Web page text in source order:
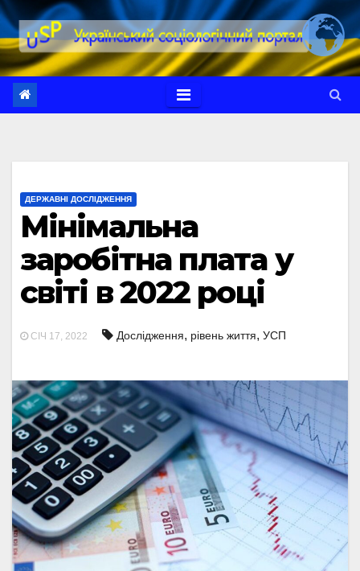
Перейти
до
вмісту
ДЕРЖАВНІ ДОСЛІДЖЕННЯ
Мінімальна
заробітна плата у
світі в 2022 році
СІЧ 17, 2022 Дослідження, рівень життя, УСП